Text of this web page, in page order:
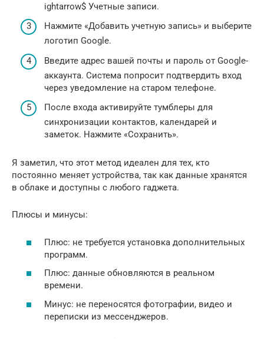
ightarrow$ Учетные записи.
Нажмите «Добавить учетную запись» и выберите
логотип Google.
Введите адрес вашей почты и пароль от Google-
аккаунта. Система попросит подтвердить вход
через уведомление на старом телефоне.
После входа активируйте тумблеры для
синхронизации контактов, календарей и
заметок. Нажмите «Сохранить».
Я заметил, что этот метод идеален для тех, кто
постоянно меняет устройства, так как данные хранятся
в облаке и доступны с любого гаджета.
Плюсы и минусы:
Плюс: не требуется установка дополнительных
программ.
Плюс: данные обновляются в реальном
времени.
Минус: не переносятся фотографии, видео и
переписки из мессенджеров.